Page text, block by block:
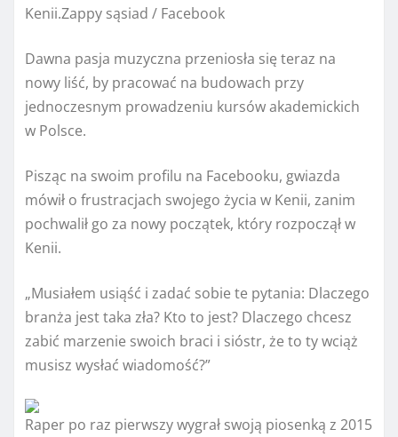
Kenii.Zappy sąsiad / Facebook
Dawna pasja muzyczna przeniosła się teraz na
nowy liść, by pracować na budowach przy
jednoczesnym prowadzeniu kursów akademickich
w Polsce.
Pisząc na swoim profilu na Facebooku, gwiazda
mówił o frustracjach swojego życia w Kenii, zanim
pochwalił go za nowy początek, który rozpoczął w
Kenii.
„Musiałem usiąść i zadać sobie te pytania: Dlaczego
branża jest taka zła? Kto to jest? Dlaczego chcesz
zabić marzenie swoich braci i sióstr, że to ty wciąż
musisz wysłać wiadomość?”
Raper po raz pierwszy wygrał swoją piosenką z 2015